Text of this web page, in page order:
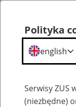
Polityka
english
Serwisy ZUS
(niezbędne)